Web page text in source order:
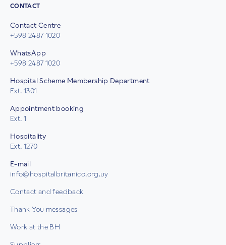
CONTACT
Contact Centre
+598 2487 1020
WhatsApp
+598 2487 1020
Hospital Scheme Membership Department
Ext. 1301
Appointment booking
Ext. 1
Hospitality
Ext. 1270
E-mail
info@hospitalbritanico.org.uy
Contact and feedback
Thank You messages
Work at the BH